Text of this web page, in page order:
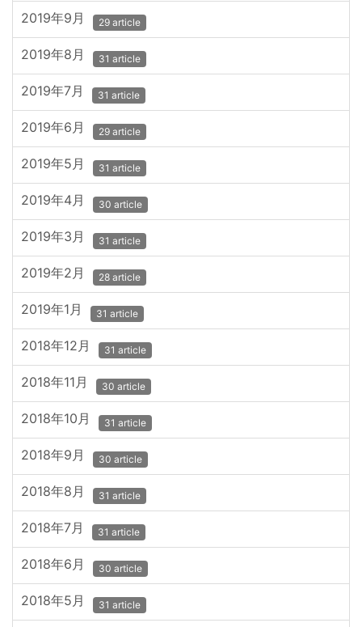
2019年9月 29 article
2019年8月 31 article
2019年7月 31 article
2019年6月 29 article
2019年5月 31 article
2019年4月 30 article
2019年3月 31 article
2019年2月 28 article
2019年1月 31 article
2018年12月 31 article
2018年11月 30 article
2018年10月 31 article
2018年9月 30 article
2018年8月 31 article
2018年7月 31 article
2018年6月 30 article
2018年5月 31 article